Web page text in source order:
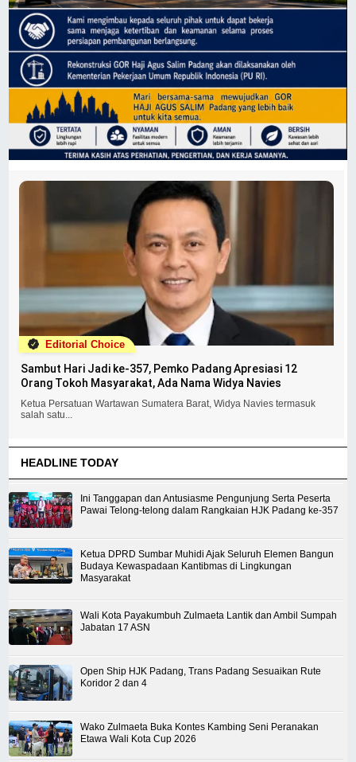
Editorial Choice
Sambut Hari Jadi ke-357, Pemko Padang Apresiasi 12
Orang Tokoh Masyarakat, Ada Nama Widya Navies
Ketua Persatuan Wartawan Sumatera Barat, Widya Navies termasuk
salah satu...
HEADLINE TODAY
Ini Tanggapan dan Antusiasme Pengunjung Serta Peserta
Pawai Telong-telong dalam Rangkaian HJK Padang ke-357
Ketua DPRD Sumbar Muhidi Ajak Seluruh Elemen Bangun
Budaya Kewaspadaan Kantibmas di Lingkungan
Masyarakat
Wali Kota Payakumbuh Zulmaeta Lantik dan Ambil Sumpah
Jabatan 17 ASN
Open Ship HJK Padang, Trans Padang Sesuaikan Rute
Koridor 2 dan 4
Wako Zulmaeta Buka Kontes Kambing Seni Peranakan
Etawa Wali Kota Cup 2026